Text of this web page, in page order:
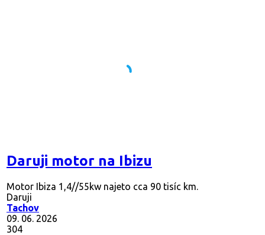
Daruji motor na Ibizu
Motor Ibiza 1,4//55kw najeto cca 90 tisíc km.
Daruji
Tachov
09. 06. 2026
304